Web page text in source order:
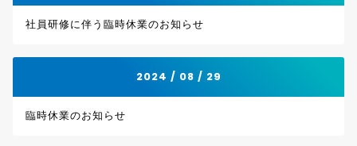
社員研修に伴う臨時休業のお知らせ
2024 / 08 / 29
臨時休業のお知らせ